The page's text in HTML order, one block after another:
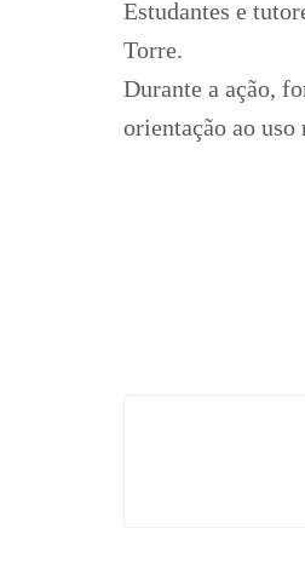
Estudantes e
Torre.
Durante a ação,
orientação ao